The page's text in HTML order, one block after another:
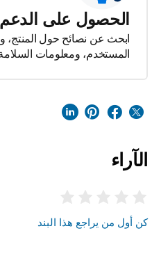
الحصول على الدعم
ابحث عن نصائح حول المنتج،
المستخدم، ومعلومات السلامة
الآراء
كن أول من يراجع هذا البند